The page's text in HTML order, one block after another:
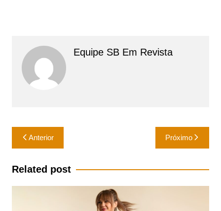
Equipe SB Em Revista
Navegação
de
Post
Anterior Próximo
Related post